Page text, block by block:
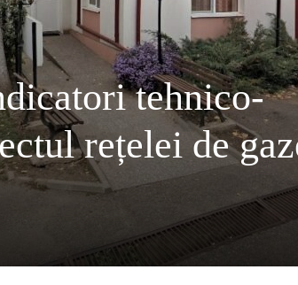
tehnico-
rețelei de